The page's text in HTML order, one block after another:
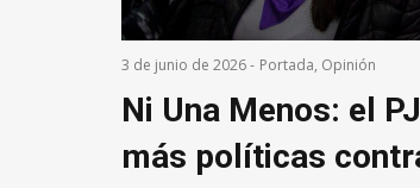
3 de junio de 2026- Portada, Opinión
Ni Una Menos: el
más políticas